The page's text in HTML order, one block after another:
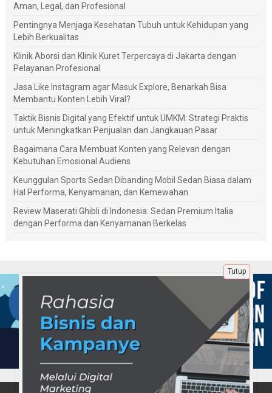
Aman, Legal, dan Profesional
Pentingnya Menjaga Kesehatan Tubuh untuk Kehidupan yang
Lebih Berkualitas
Klinik Aborsi dan Klinik Kuret Terpercaya di Jakarta dengan
Pelayanan Profesional
Jasa Like Instagram agar Masuk Explore, Benarkah Bisa
Membantu Konten Lebih Viral?
Taktik Bisnis Digital yang Efektif untuk UMKM: Strategi Praktis
untuk Meningkatkan Penjualan dan Jangkauan Pasar
Bagaimana Cara Membuat Konten yang Relevan dengan
Kebutuhan Emosional Audiens
Keunggulan Sports Sedan Dibanding Mobil Sedan Biasa dalam
Hal Performa, Kenyamanan, dan Kemewahan
Review Maserati Ghibli di Indonesia: Sedan Premium Italia
dengan Performa dan Kenyamanan Berkelas
Tutup